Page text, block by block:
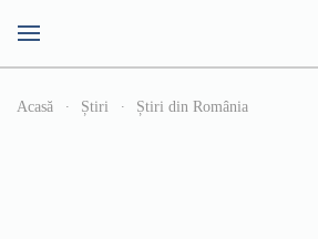
Acasă Știri Știri din România